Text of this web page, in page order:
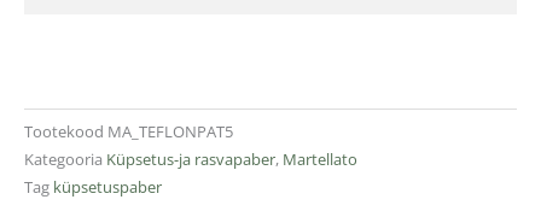
Tootekood MA_TEFLONPAT5
Kategooria Küpsetus-ja rasvapaber, Martellato
Tag küpsetuspaber